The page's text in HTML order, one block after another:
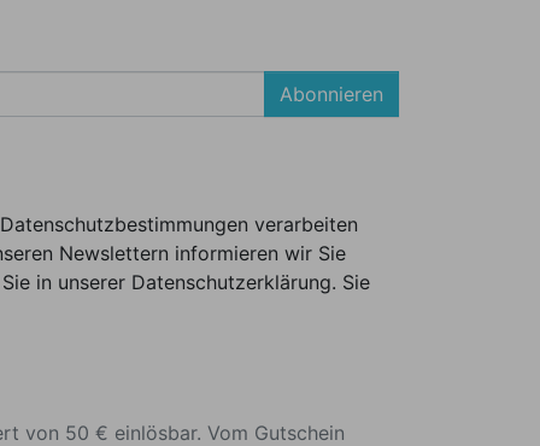
Abonnieren
verarbeiten
Newslettern informieren wir Sie
in unserer Datenschutzerklärung. Sie
von 50 € einlösbar. Vom Gutschein